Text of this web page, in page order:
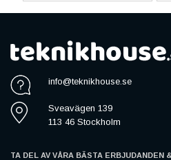
info@teknikhouse.se
Sveavägen 139
113 46 Stockholm
TA DEL AV VÅRA BÄSTA ERBJUDANDEN